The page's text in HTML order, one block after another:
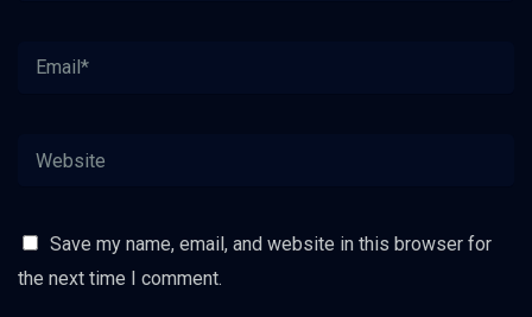
Save my name, email, and website in this browser for
the next time I comment.